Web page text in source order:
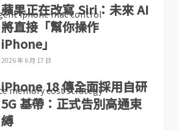
蘋果正在改寫 Siri：未來 AI
將直接「幫你操作
iPhone」
2026 年 6 月 17 日
iPhone 18 傳全面採用自研
5G 基帶：正式告別高通束
縛